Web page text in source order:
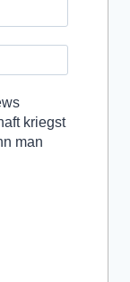
kriegst
man